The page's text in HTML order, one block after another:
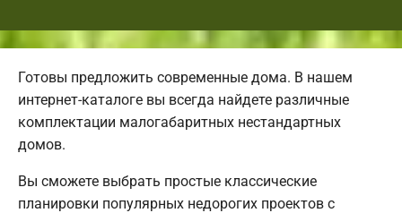
Готовы предложить современные дома. В нашем
интернет-каталоге вы всегда найдете различные
комплектации малогабаритных нестандартных
домов.
Вы сможете выбрать простые классические
планировки популярных недорогих проектов с